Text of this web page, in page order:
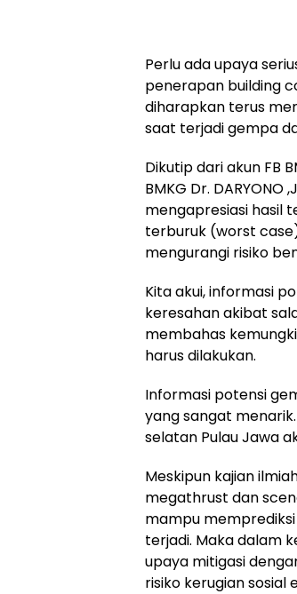
Perlu ada upaya
penerapan building
diharapkan terus
saat terjadi gempa
Dikutip dari akun FB
BMKG Dr.
mengapresiasi hasil
terburuk (worst
mengurangi risiko
Kita akui, informasi
keresahan akibat
membahas
harus dilakukan.
Informasi potensi
yang sangat
selatan Pulau Jawa
Meskipun kajian
megathrust dan
mampu
terjadi. Maka dalam
upaya mitigasi
risiko kerugian sosial